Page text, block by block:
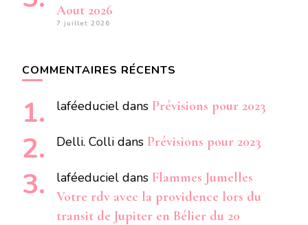
Aout 2026
7 juillet 2026
COMMENTAIRES RÉCENTS
laféeduciel dans Prévisions pour 2023
Delli. Colli dans Prévisions pour 2023
laféeduciel dans Flammes Jumelles
Votre rdv avec la providence lors du
transit de Jupiter en Bélier du 20